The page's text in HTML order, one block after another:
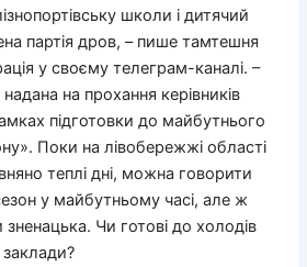
школи і дитячий
партія дров, – пише тамтешня
у своєму телеграм-каналі. –
на прохання керівників
підготовки до майбутнього
Поки на лівобережжі області
теплі дні, можна говорити
у майбутньому часі, але ж
Чи готові до холодів
заклади?